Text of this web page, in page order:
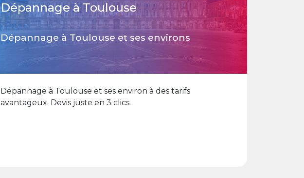
Dépannage à Toulouse
Dépannage à Toulouse et ses environs
Dépannage à Toulouse et ses environ à des tarifs
avantageux. Devis juste en 3 clics.